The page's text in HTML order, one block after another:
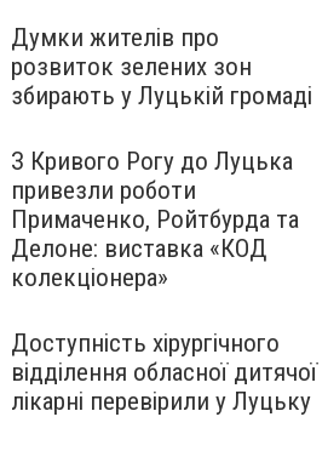
Думки жителів про
розвиток зелених зон
збирають у Луцькій громаді
З Кривого Рогу до Луцька
привезли роботи
Примаченко, Ройтбурда та
Делоне: виставка «КОД
колекціонера»
Доступність хірургічного
відділення обласної дитячої
лікарні перевірили у Луцьку